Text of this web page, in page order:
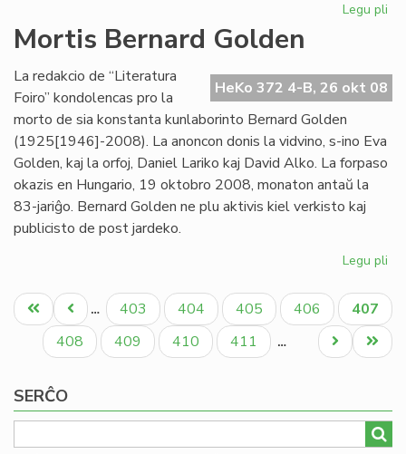
Legu pli
Mortis Bernard Golden
HeKo 372 4-B, 26 okt 08
La redakcio de “Literatura
Foiro” kondolencas pro la
morto de sia konstanta kunlaborinto Bernard Golden
(1925[1946]-2008). La anoncon donis la vidvino, s-ino Eva
Golden, kaj la orfoj, Daniel Lariko kaj David Alko. La forpaso
okazis en Hungario, 19 oktobro 2008, monaton antaŭ la
83-jariĝo. Bernard Golden ne plu aktivis kiel verkisto kaj
publicisto de post jardeko.
Legu pli
Pagination
Unua
paĝo
Antaŭa
paĝo
… Paĝo
403 Paĝo
404 Paĝo
405 Paĝo
406
Aktuala
paĝo
407
Paĝo
408 Paĝo
409 Paĝo
410 Paĝo
411 …
Last
page
Next
page
SERĈO